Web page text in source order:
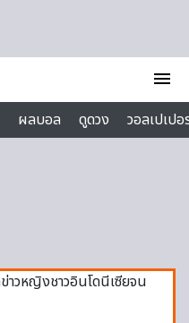
menu
ผลบอล ดูดวง
วอลเปเป